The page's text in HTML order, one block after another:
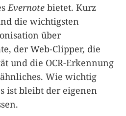
Evernote bietet. Kurz
die wichtigsten
über
der Web-Clipper, die
und die OCR-Erkennung
Wie wichtig
ist bleibt der eigenen